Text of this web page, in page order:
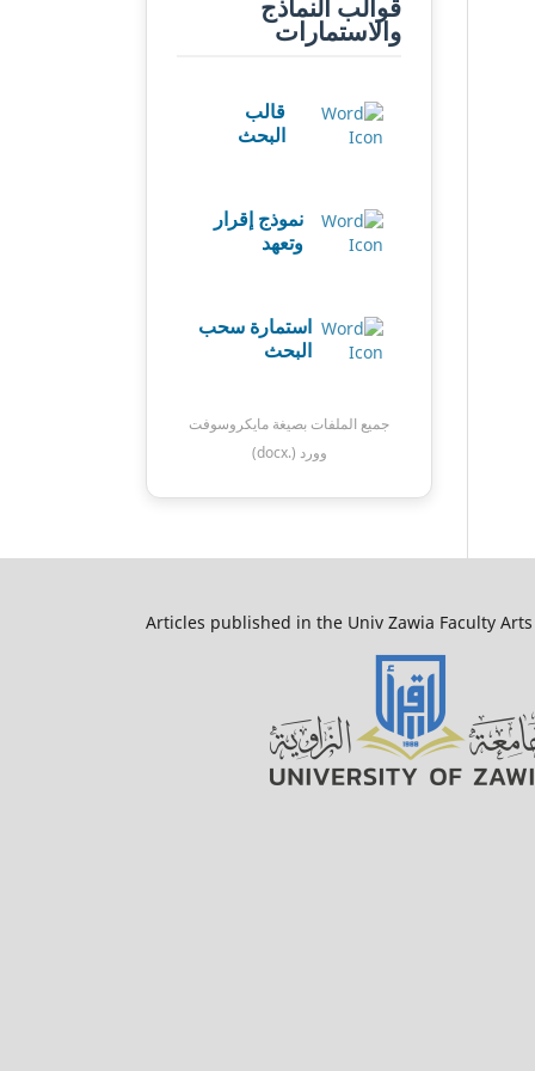
قوالب النماذج
والاستمارات
قالب
البحث
نموذج إقرار
وتعهد
استمارة سحب
البحث
جميع الملفات بصيغة مايكروسوفت
وورد (.docx)